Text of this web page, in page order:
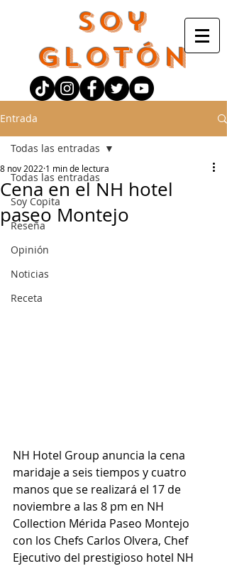
Soy
Glotón
Entrada
Todas las entradas
Soy Copita
Reseña
Opinión
Noticias
Receta
Todas las entradas
Cena en el NH hotel
paseo Montejo
8 nov 2022 1 min de lectura
NH Hotel Group anuncia la cena
maridaje a seis tiempos y cuatro
manos que se realizará el 17 de
noviembre a las 8 pm en NH
Collection Mérida Paseo Montejo
con los Chefs Carlos Olvera, Chef
Ejecutivo del prestigioso hotel NH